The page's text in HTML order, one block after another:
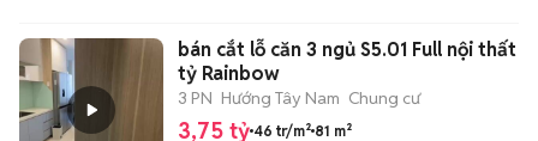
bán cắt lỗ căn 3 ngủ S5.01 Full nội thất -
tỷ Rainbow
3 PN Hướng Tây Nam Chung cư
3,75 tỷ 46 tr/m² 81 m²